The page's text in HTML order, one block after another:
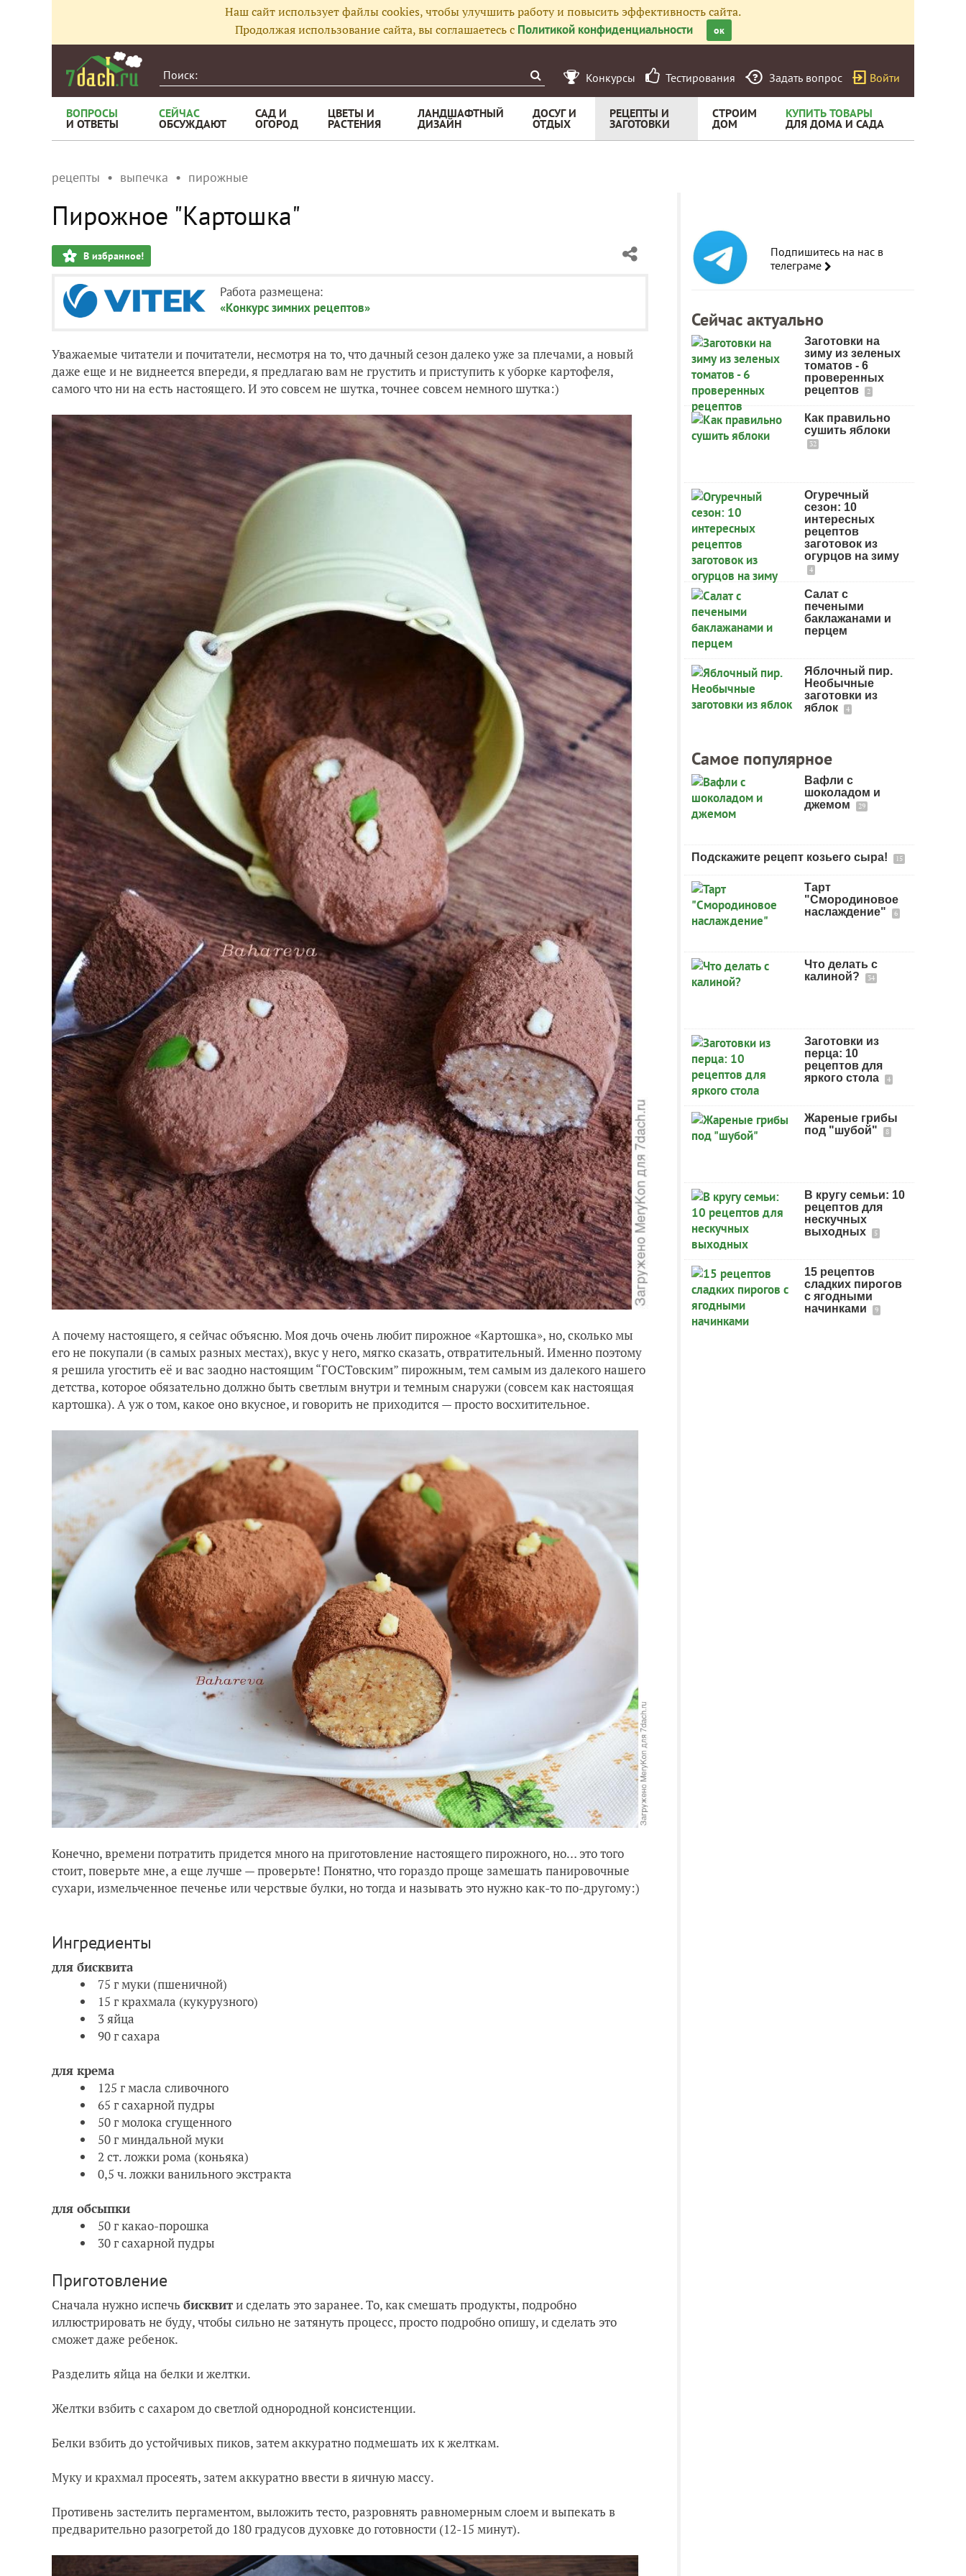
Наш сайт использует файлы cookies, чтобы улучшить работу и повысить эффективность сайта.
Продолжая использование сайта, вы соглашаетесь с Политикой конфиденциальности ок
Конкурсы Тестирования Задать вопрос Войти
ВОПРОСЫ
И ОТВЕТЫ
СЕЙЧАС
ОБСУЖДАЮТ
САД И
ОГОРОД
ЦВЕТЫ И
РАСТЕНИЯ
ЛАНДШАФТНЫЙ
ДИЗАЙН
ДОСУГ И
ОТДЫХ
РЕЦЕПТЫ И
ЗАГОТОВКИ
СТРОИМ
ДОМ
КУПИТЬ ТОВАРЫ
ДЛЯ ДОМА И САДА
рецепты выпечка пирожные
Пирожное "Картошка"
В избранное!
Работа размещена:
«Конкурс зимних рецептов»
Уважаемые читатели и почитатели, несмотря на то, что дачный сезон далеко уже за плечами, а новый
даже еще и не виднеется впереди, я предлагаю вам не грустить и приступить к уборке картофеля,
самого что ни на есть настоящего. И это совсем не шутка, точнее совсем немного шутка:)
А почему настоящего, я сейчас объясню. Моя дочь очень любит пирожное «Картошка», но, сколько мы
его не покупали (в самых разных местах), вкус у него, мягко сказать, отвратительный. Именно поэтому
я решила угостить её и вас заодно настоящим “ГОСТовским” пирожным, тем самым из далекого нашего
детства, которое обязательно должно быть светлым внутри и темным снаружи (совсем как настоящая
картошка). А уж о том, какое оно вкусное, и говорить не приходится — просто восхитительное.
Конечно, времени потратить придется много на приготовление настоящего пирожного, но… это того
стоит, поверьте мне, а еще лучше — проверьте! Понятно, что гораздо проще замешать панировочные
сухари, измельченное печенье или черствые булки, но тогда и называть это нужно как-то по-другому:)
Ингредиенты
для бисквита
75 г муки (пшеничной)
15 г крахмала (кукурузного)
3 яйца
90 г сахара
для крема
125 г масла сливочного
65 г сахарной пудры
50 г молока сгущенного
50 г миндальной муки
2 ст. ложки рома (коньяка)
0,5 ч. ложки ванильного экстракта
для обсыпки
50 г какао-порошка
30 г сахарной пудры
Приготовление
Сначала нужно испечь бисквити сделать это заранее. То, как смешать продукты, подробно
иллюстрировать не буду, чтобы сильно не затянуть процесс, просто подробно опишу, и сделать это
сможет даже ребенок.
Разделить яйца на белки и желтки.
Желтки взбить с сахаром до светлой однородной консистенции.
Белки взбить до устойчивых пиков, затем аккуратно подмешать их к желткам.
Муку и крахмал просеять, затем аккуратно ввести в яичную массу.
Противень застелить пергаментом, выложить тесто, разровнять равномерным слоем и выпекать в
предварительно разогретой до 180 градусов духовке до готовности (12-15 минут).
Подпишитесь на нас в
телеграме
Сейчас актуально
Заготовки на
зиму из зеленых
томатов - 6
проверенных
рецептов
2
Как правильно
сушить яблоки
32
Огуречный
сезон: 10
интересных
рецептов
заготовок из
огурцов на зиму
4
Салат с
печеными
баклажанами и
перцем
Яблочный пир.
Необычные
заготовки из
яблок
4
Самое популярное
Вафли с
шоколадом и
джемом
29
Подскажите рецепт козьего сыра! 15
Тарт
"Смородиновое
наслаждение"
6
Что делать с
калиной?
34
Заготовки из
перца: 10
рецептов для
яркого стола
4
Жареные грибы
под "шубой"
8
В кругу семьи: 10
рецептов для
нескучных
выходных
5
15 рецептов
сладких пирогов
с ягодными
начинками
9